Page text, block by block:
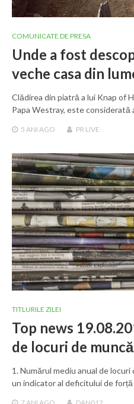
COMUNICATE DE PRESA
Unde a fost
veche casa din
Clădirea din piatră a lui Knap of
Papa Westray, este considerată
5 ANI AGO PR LIVE
TITLURILE ZILEI
Top news
de locuri de
1. Numărul mediu anual de
un indicator al deficitului de
7 ANI AGO DAN012